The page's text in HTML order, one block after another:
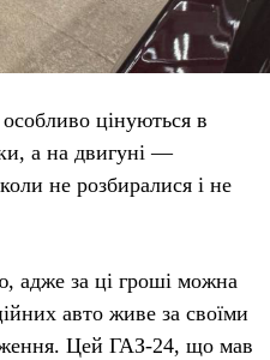
цінуються в
а на двигуні —
не розбиралися і не
адже за ці гроші можна
авто живе за своїми
Цей ГАЗ-24, що мав